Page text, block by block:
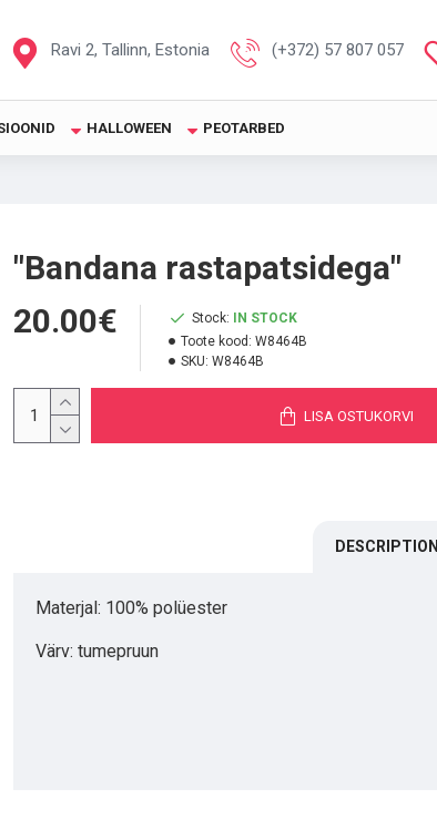
Ravi 2, Tallinn, Estonia (+372) 57 807 057
HALLOWEEN PEOTARBED
"Bandana rastapatsidega"
20.00€
Stock:
IN STOCK
Toote kood: W8464B
SKU: W8464B
LISA OSTUKORVI
DESCRIPTION
Materjal: 100% polüester
Värv: tumepruun